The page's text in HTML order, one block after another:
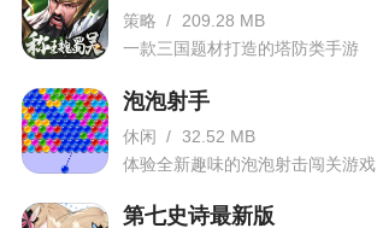
策略 / 209.28 MB
一款三国题材打造的塔防类手游
泡泡射手
休闲 / 32.52 MB
体验全新趣味的泡泡射击闯关游戏
第七史诗最新版